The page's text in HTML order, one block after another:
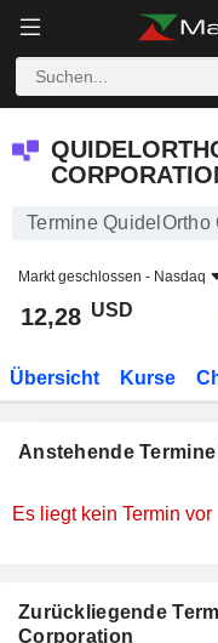
QUIDELORTHO
Termine QuidelOrtho
Markt geschlossen - Nasdaq
12,28 USD
Übersicht Kurse
Anstehende
Es liegt kein Termin vor
Zurückliegende
Corporation